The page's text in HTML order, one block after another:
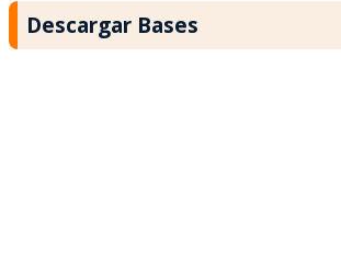
Descargar Bases